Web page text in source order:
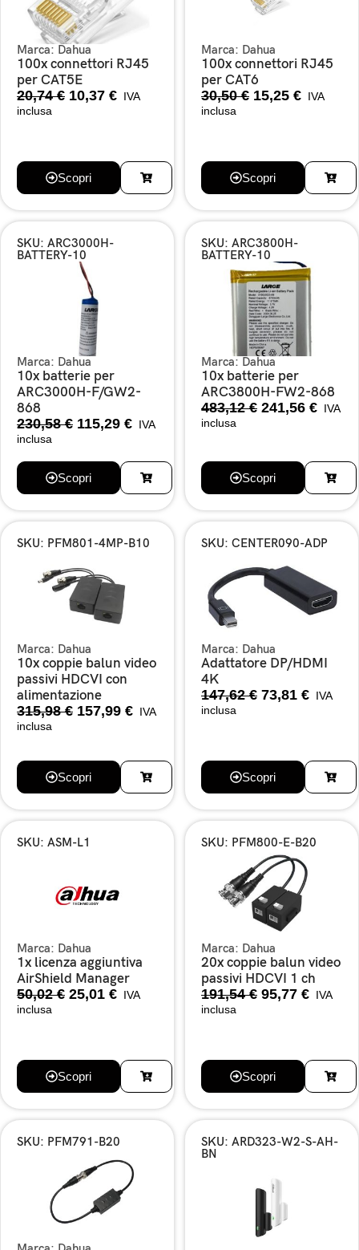
Marca: Dahua
100x connettori RJ45
per CAT5E
20,74€ 10,37 € IVA
inclusa
Scopri
Marca: Dahua
100x connettori RJ45
per CAT6
30,50€ 15,25 € IVA
inclusa
Scopri
SKU: ARC3000H-
BATTERY-10
Marca: Dahua
10x batterie per
ARC3000H-F/GW2-
868
230,58€ 115,29 € IVA
inclusa
Scopri
SKU: ARC3800H-
BATTERY-10
Marca: Dahua
10x batterie per
ARC3800H-FW2-868
483,12€ 241,56 € IVA
inclusa
Scopri
SKU: PFM801-4MP-B10
Marca: Dahua
10x coppie balun video
passivi HDCVI con
alimentazione
315,98€ 157,99 € IVA
inclusa
Scopri
SKU: CENTER090-ADP
Marca: Dahua
Adattatore DP/HDMI
4K
147,62€ 73,81 € IVA
inclusa
Scopri
SKU: ASM-L1
Marca: Dahua
1x licenza aggiuntiva
AirShield Manager
50,02€ 25,01 € IVA
inclusa
Scopri
SKU: PFM800-E-B20
Marca: Dahua
20x coppie balun video
passivi HDCVI 1 ch
191,54€ 95,77 € IVA
inclusa
Scopri
SKU: PFM791-B20
SKU: ARD323-W2-S-AH-
BN